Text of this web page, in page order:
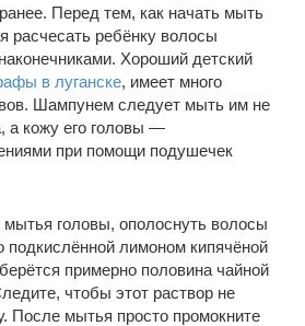
Перед тем, как начать мыть
расчесать ребёнку волосы
Хороший детский
в луганске, имеет много
Шампунем следует мыть им не
а кожу его головы —
при помощи подушечек
головы, ополоснуть волосы
подкислённой лимоном кипячёной
примерно половина чайной
чтобы этот раствор не
После мытья просто промокните